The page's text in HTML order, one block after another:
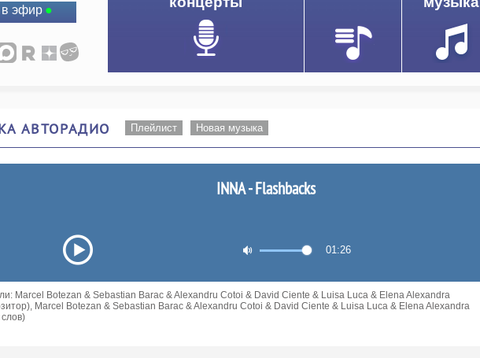
эфир
АВТОРАДИО Плейлист Новая музыка
INNA - Flashbacks
01:26
Marcel Botezan & Sebastian Barac & Alexandru Cotoi & David Ciente & Luisa Luca & Elena Alexandra
Marcel Botezan & Sebastian Barac & Alexandru Cotoi & David Ciente & Luisa Luca & Elena Alexandra